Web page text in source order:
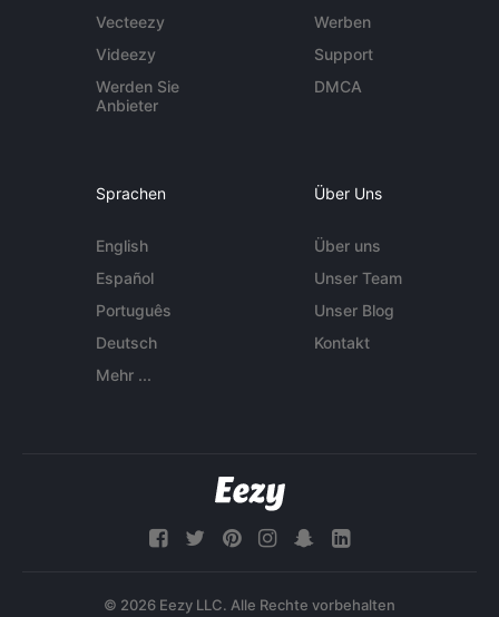
Vecteezy
Videezy
Werden Sie
Anbieter
Werben
Support
DMCA
Sprachen
English
Español
Português
Deutsch
Mehr ...
Über Uns
Über uns
Unser Team
Unser Blog
Kontakt
© 2026 Eezy LLC. Alle Rechte vorbehalten